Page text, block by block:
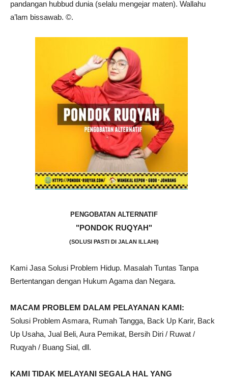
pandangan hubbud dunia (selalu mengejar maten). Wallahu
a’lam bissawab. ©️.
PENGOBATAN ALTERNATIF
"PONDOK RUQYAH"
(SOLUSI PASTI DI JALAN ILLAHI)
Kami Jasa Solusi Problem Hidup. Masalah Tuntas Tanpa
Bertentangan dengan Hukum Agama dan Negara.
MACAM PROBLEM DALAM PELAYANAN KAMI:
Solusi Problem Asmara, Rumah Tangga, Back Up Karir, Back
Up Usaha, Jual Beli, Aura Pemikat, Bersih Diri / Ruwat /
Ruqyah / Buang Sial, dll.
KAMI TIDAK MELAYANI SEGALA HAL YANG